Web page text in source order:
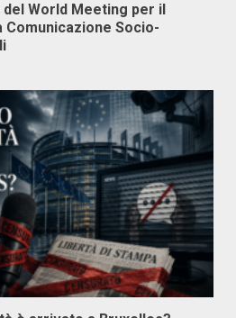
World Meeting per il
Comunicazione Socio-